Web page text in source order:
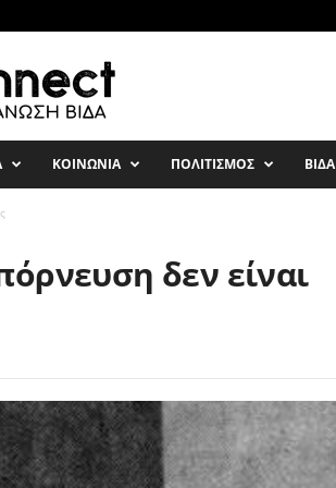
ΚΟΙΝΩΝΙΑ ΠΟΛΙΤΙΣΜΟΣ ΒΙΔΑ
δεν είναι